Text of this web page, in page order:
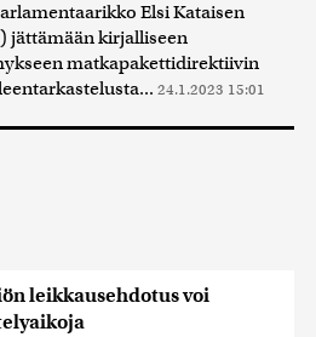
Elsi Kataisen
jättämään kirjalliseen
matkapakettidirektiivin
24.1.2023 15:01
leikkausehdotus voi